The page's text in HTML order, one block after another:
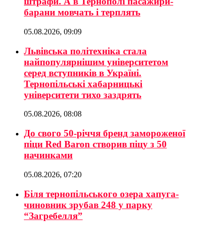
барани мовчать і терплять
05.08.2026, 09:09
Львівська політехніка стала
найпопулярнішим університетом
серед вступників в Україні.
Тернопільські хабарницькі
університети тихо заздрять
05.08.2026, 08:08
До свого 50-річчя бренд замороженої
піци Red Baron створив піцу з 50
начинками
05.08.2026, 07:20
Біля тернопільського озера хапуга-
чиновник зрубав 248 у парку
“Загребелля”